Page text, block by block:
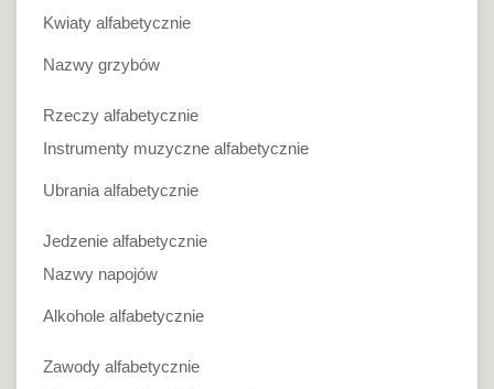
Kwiaty alfabetycznie
Nazwy grzybów
Rzeczy alfabetycznie
Instrumenty muzyczne alfabetycznie
Ubrania alfabetycznie
Jedzenie alfabetycznie
Nazwy napojów
Alkohole alfabetycznie
Zawody alfabetycznie